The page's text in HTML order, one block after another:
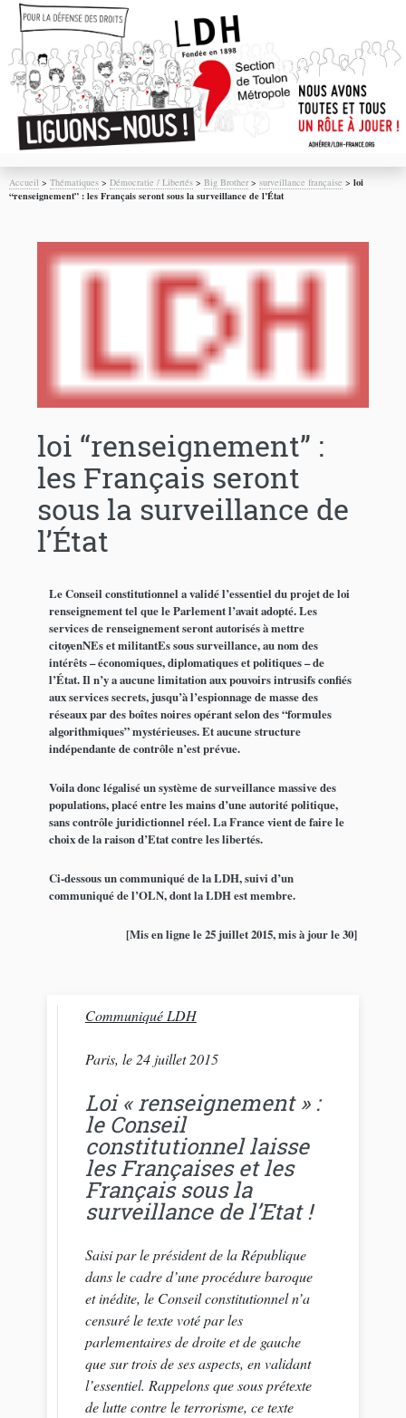
Accueil >Thématiques >Démocratie / Libertés >Big Brother>surveillance française >loi
“renseignement” : les Français seront sous la surveillance de l’État
loi “renseignement” :
les Français seront
sous la surveillance de
l’État
Le Conseil constitutionnel a validé l’essentiel du projet de loi
renseignement tel que le Parlement l’avait adopté. Les
services de renseignement seront autorisés à mettre
citoyenNEs et militantEs sous surveillance, au nom des
intérêts – économiques, diplomatiques et politiques – de
l’État. Il n’y a aucune limitation aux pouvoirs intrusifs confiés
aux services secrets, jusqu’à l’espionnage de masse des
réseaux par des boîtes noires opérant selon des “formules
algorithmiques” mystérieuses. Et aucune structure
indépendante de contrôle n’est prévue.
Voila donc légalisé un système de surveillance massive des
populations, placé entre les mains d’une autorité politique,
sans contrôle juridictionnel réel. La France vient de faire le
choix de la raison d’Etat contre les libertés.
Ci-dessous un communiqué de la LDH, suivi d’un
communiqué de l’OLN, dont la LDH est membre.
[Mis en ligne le 25 juillet 2015, mis à jour le 30]
Communiqué LDH
Paris, le 24 juillet 2015
Loi « renseignement » :
le Conseil
constitutionnel laisse
les Françaises et les
Français sous la
surveillance de l’Etat !
Saisi par le président de la République
dans le cadre d’une procédure baroque
et inédite, le Conseil constitutionnel n’a
censuré le texte voté par les
parlementaires de droite et de gauche
que sur trois de ses aspects, en validant
l’essentiel. Rappelons que sous prétexte
de lutte contre le terrorisme, ce texte